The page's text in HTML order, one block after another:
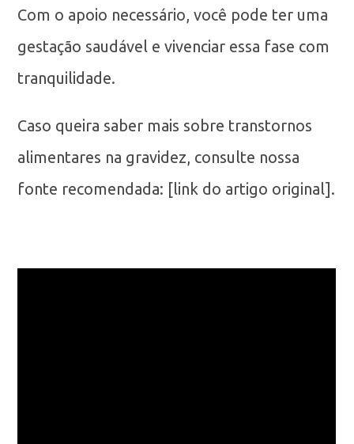
Com o apoio necessário, você pode ter uma
gestação saudável e vivenciar essa fase com
tranquilidade.
Caso queira saber mais sobre transtornos
alimentares na gravidez, consulte nossa
fonte recomendada: [link do artigo original].